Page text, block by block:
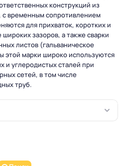
конструкций из
с временным сопротивлением
для прихваток, коротких и
зазоров, а также сварки
листов (гальваническое
этой марки широко используются
и углеродистых сталей при
сетей, в том числе
труб.